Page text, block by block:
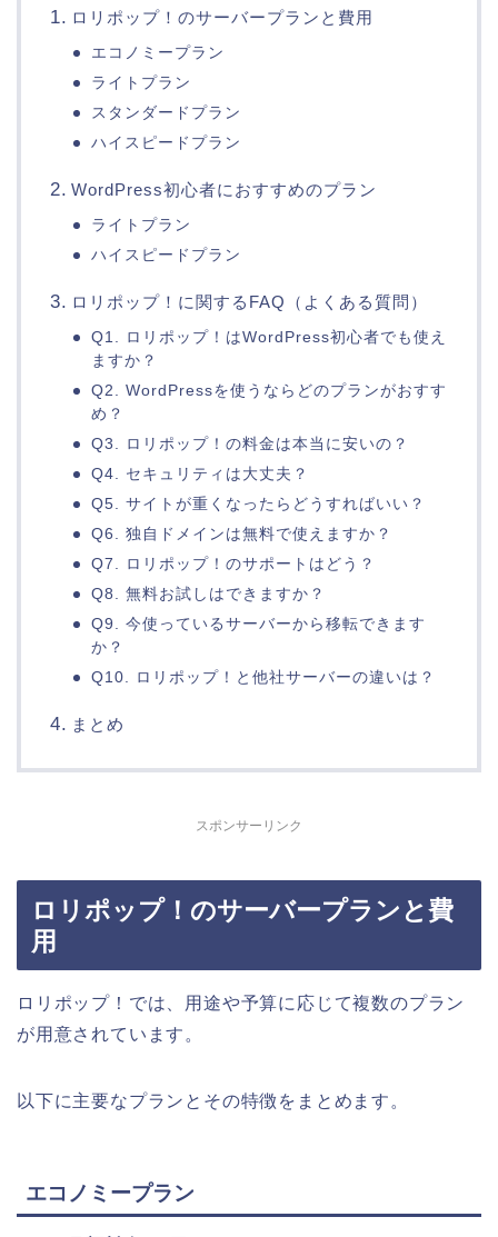
ロリポップ！のサーバープランと費用
エコノミープラン
ライトプラン
スタンダードプラン
ハイスピードプラン
WordPress初心者におすすめのプラン
ライトプラン
ハイスピードプラン
ロリポップ！に関するFAQ（よくある質問）
Q1. ロリポップ！はWordPress初心者でも使え
ますか？
Q2. WordPressを使うならどのプランがおすす
め？
Q3. ロリポップ！の料金は本当に安いの？
Q4. セキュリティは大丈夫？
Q5. サイトが重くなったらどうすればいい？
Q6. 独自ドメインは無料で使えますか？
Q7. ロリポップ！のサポートはどう？
Q8. 無料お試しはできますか？
Q9. 今使っているサーバーから移転できます
か？
Q10. ロリポップ！と他社サーバーの違いは？
まとめ
スポンサーリンク
ロリポップ！のサーバープランと費
用
ロリポップ！では、用途や予算に応じて複数のプラン
が用意されています。
以下に主要なプランとその特徴をまとめます。
エコノミープラン